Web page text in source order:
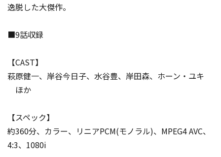
逸脱した大傑作。
■9話収録
【CAST】
萩原健一、岸谷今日子、水谷豊、岸田森、ホーン・ユキ
ほか
【スペック】
約360分、カラー、リニアPCM(モノラル)、MPEG4 AVC、
4:3、1080i